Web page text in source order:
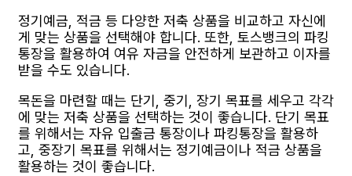
정기예금, 적금 등 다양한 저축 상품을 비교하고 자신에
게 맞는 상품을 선택해야 합니다. 또한, 토스뱅크의 파킹
통장을 활용하여 여유 자금을 안전하게 보관하고 이자를
받을 수도 있습니다.
목돈을 마련할 때는 단기, 중기, 장기 목표를 세우고 각각
에 맞는 저축 상품을 선택하는 것이 좋습니다. 단기 목표
를 위해서는 자유 입출금 통장이나 파킹통장을 활용하
고, 중장기 목표를 위해서는 정기예금이나 적금 상품을
활용하는 것이 좋습니다.